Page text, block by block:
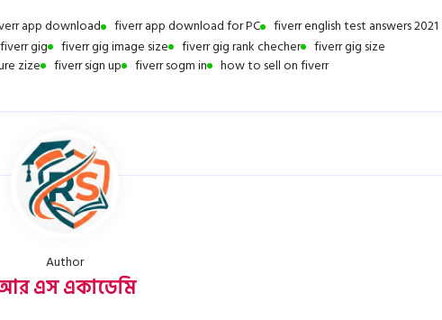
app download fiverr app download for PC
fiverr english test answers 2021
fiverr gig fiverr gig image size fiverr gig rank checher
fiverr gig size
zize fiverr sign up fiverr sogm in how to sell on fiverr
Author
এস একাডেমি